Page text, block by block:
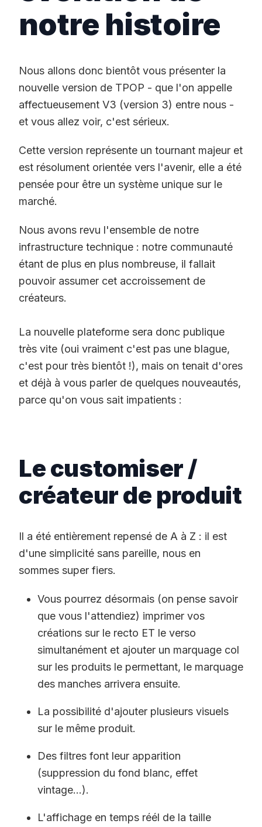
notre histoire
Nous allons donc bientôt vous présenter la
nouvelle version de TPOP - que l'on appelle
affectueusement V3 (version 3) entre nous -
et vous allez voir, c'est sérieux.
Cette version représente un tournant majeur et
est résolument orientée vers l'avenir, elle a été
pensée pour être un système unique sur le
marché.
Nous avons revu l'ensemble de notre
infrastructure technique : notre communauté
étant de plus en plus nombreuse, il fallait
pouvoir assumer cet accroissement de
créateurs.
La nouvelle plateforme sera donc publique
très vite (oui vraiment c'est pas une blague,
c'est pour très bientôt !), mais on tenait d'ores
et déjà à vous parler de quelques nouveautés,
parce qu'on vous sait impatients :
Le customiser /
créateur de produit
Il a été entièrement repensé de A à Z : il est
d'une simplicité sans pareille, nous en
sommes super fiers.
Vous pourrez désormais (on pense savoir
que vous l'attendiez) imprimer vos
créations sur le recto ET le verso
simultanément et ajouter un marquage col
sur les produits le permettant, le marquage
des manches arrivera ensuite.
La possibilité d'ajouter plusieurs visuels
sur le même produit.
Des filtres font leur apparition
(suppression du fond blanc, effet
vintage...).
L'affichage en temps réél de la taille